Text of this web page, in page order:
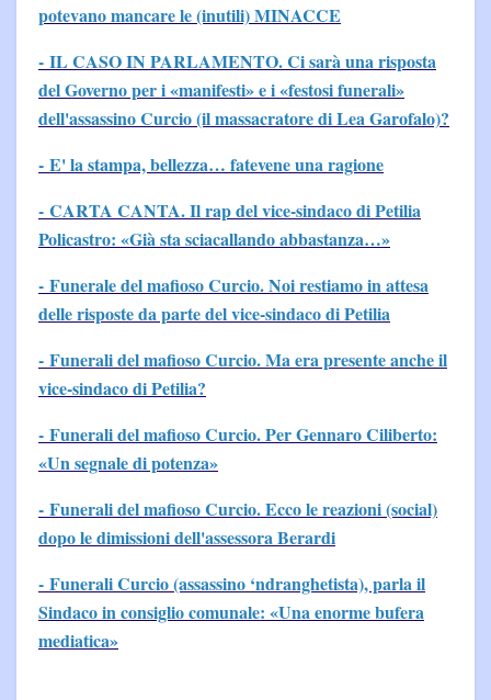
potevano mancare le (inutili) MINACCE
- IL CASO IN PARLAMENTO. Ci sarà una risposta
del Governo per i «manifesti» e i «festosi funerali»
dell'assassino Curcio (il massacratore di Lea Garofalo)?
- E' la stampa, bellezza… fatevene una ragione
- CARTA CANTA. Il rap del vice-sindaco di Petilia
Policastro: «Già sta sciacallando abbastanza…»
- Funerale del mafioso Curcio. Noi restiamo in attesa
delle risposte da parte del vice-sindaco di Petilia
- Funerali del mafioso Curcio. Ma era presente anche il
vice-sindaco di Petilia?
- Funerali del mafioso Curcio. Per Gennaro Ciliberto:
«Un segnale di potenza»
- Funerali del mafioso Curcio. Ecco le reazioni (social)
dopo le dimissioni dell'assessora Berardi
- Funerali Curcio (assassino ‘ndranghetista), parla il
Sindaco in consiglio comunale: «Una enorme bufera
mediatica»